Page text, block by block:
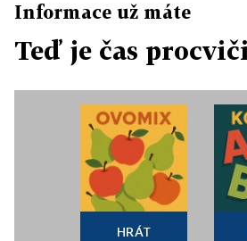
Informace už máte
Teď je čas
HRÁT